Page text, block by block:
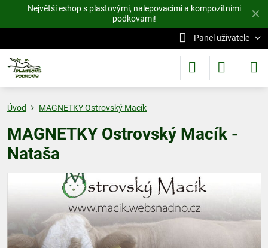
✕
Největší eshop s plastovými, nalepovacími a kompozitními
podkovami!
Panel uživatele
Úvod MAGNETKY Ostrovský Macík
MAGNETKY Ostrovský Macík -
Nataša